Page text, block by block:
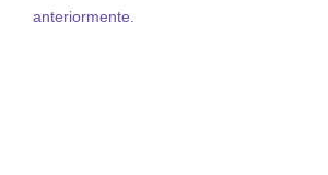
anteriormente.